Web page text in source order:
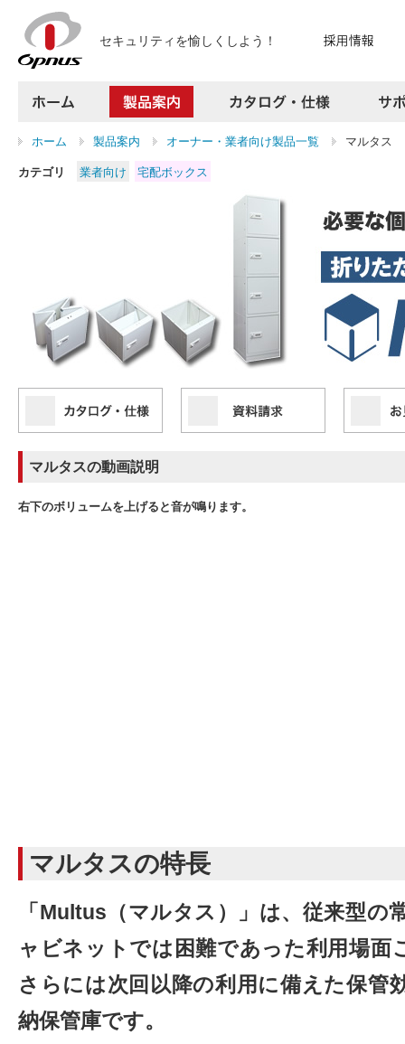
セキュリティを愉しくしよう！
製品案内
カタログ・仕様
よくある質問
サイトマップ
ホーム 製品案内 オーナー・業者向け製品一覧 マルタス
カテゴリ 業者向け 宅配ボックス
マルタスの動画説明
右下のボリュームを上げると音が鳴ります。
マルタスの特長
「Multus（マルタス）」は、従来型の
ャビネットでは困難であった利用場面
さらには次回以降の利用に備えた保管
納保管庫です。